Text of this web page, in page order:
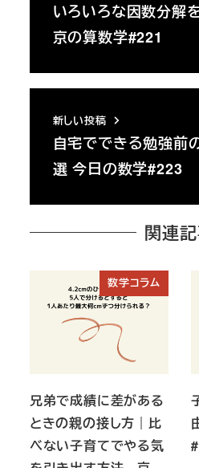
いろいろな因数分解
京の算数学#221
新しい投稿
自宅でできる勉強前
選 今日の数学#223
関連
数学コラム
兄弟で成績に差がある
ときの親の接し方｜比
べない子育てでやる気